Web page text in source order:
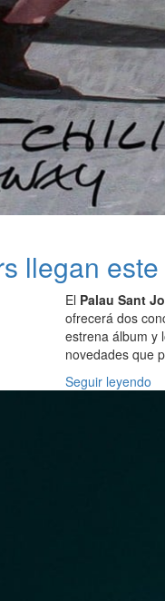
llegan
El Palau Sant
ofrecerá dos
estrena álbum y
novedades que
Seguir leyendo